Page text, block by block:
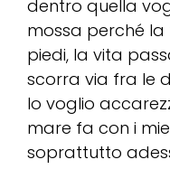
dentro quella
mossa perché
piedi, la vita
scorra via fra le
lo voglio
mare fa con i
soprattutto